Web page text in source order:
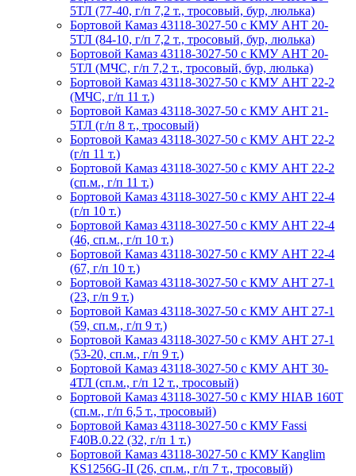
5ТЛ (77-40, г/п 7,2 т., тросовый, бур, люлька)
Бортовой Камаз 43118-3027-50 с КМУ АНТ 20-
5ТЛ (84-10, г/п 7,2 т., тросовый, бур, люлька)
Бортовой Камаз 43118-3027-50 с КМУ АНТ 20-
5ТЛ (МЧС, г/п 7,2 т., тросовый, бур, люлька)
Бортовой Камаз 43118-3027-50 с КМУ АНТ 22-2
(МЧС, г/п 11 т.)
Бортовой Камаз 43118-3027-50 с КМУ АНТ 21-
5ТЛ (г/п 8 т., тросовый)
Бортовой Камаз 43118-3027-50 с КМУ АНТ 22-2
(г/п 11 т.)
Бортовой Камаз 43118-3027-50 с КМУ АНТ 22-2
(сп.м., г/п 11 т.)
Бортовой Камаз 43118-3027-50 с КМУ АНТ 22-4
(г/п 10 т.)
Бортовой Камаз 43118-3027-50 с КМУ АНТ 22-4
(46, сп.м., г/п 10 т.)
Бортовой Камаз 43118-3027-50 с КМУ АНТ 22-4
(67, г/п 10 т.)
Бортовой Камаз 43118-3027-50 с КМУ АНТ 27-1
(23, г/п 9 т.)
Бортовой Камаз 43118-3027-50 с КМУ АНТ 27-1
(59, сп.м., г/п 9 т.)
Бортовой Камаз 43118-3027-50 с КМУ АНТ 27-1
(53-20, сп.м., г/п 9 т.)
Бортовой Камаз 43118-3027-50 с КМУ АНТ 30-
4ТЛ (сп.м., г/п 12 т., тросовый)
Бортовой Камаз 43118-3027-50 с КМУ HIAB 160T
(сп.м., г/п 6,5 т., тросовый)
Бортовой Камаз 43118-3027-50 с КМУ Fassi
F40B.0.22 (32, г/п 1 т.)
Бортовой Камаз 43118-3027-50 с КМУ Kanglim
KS1256G-II (26, сп.м., г/п 7 т., тросовый)